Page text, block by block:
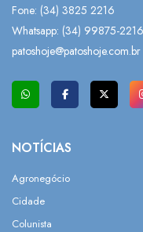
Fone: (34) 3825 2216
Whatsapp: (34) 99875-2216
patoshoje@patoshoje.com.br
NOTÍCIAS
Agronegócio
Cidade
Colunista